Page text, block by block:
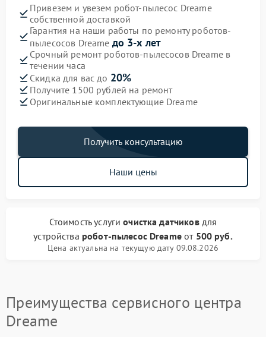
Привезем и увезем робот-пылесос Dreame
собственной доставкой
Гарантия на наши работы по ремонту роботов-
пылесосов Dreame до 3-х лет
Срочный ремонт роботов-пылесосов Dreame в
течении часа
Скидка для вас до 20%
Получите 1500 рублей на ремонт
Оригинальные комплектующие Dreame
Получить консультацию
Наши цены
Стоимость услугиочистка датчиковдля
устройства робот-пылесос Dreameот 500 руб.
Цена актуальна на текущую дату 09.08.2026
Преимущества сервисного центра
Dreame